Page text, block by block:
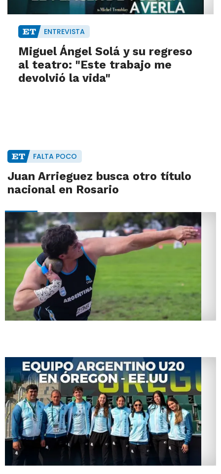
ENTREVISTA
Miguel Ángel Solá y su regreso
al teatro: "Este trabajo me
devolvió la vida"
FALTA POCO
Juan Arrieguez busca otro título
nacional en Rosario